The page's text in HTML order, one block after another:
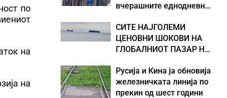
по
на
на
вчерашните еднодневни
СИТЕ НАЈГОЛЕМИ
ЦЕНОВНИ ШОКОВИ НА
ГЛОБАЛНИОТ ПАЗАР НА
воените конфликти во
Персискиот Залив
Русија и Кина ја обновија
железничката линија по
прекин од шест години